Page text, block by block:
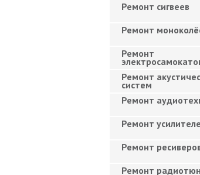
Ремонт сигвеев
Ремонт
Ремонт
Ремонт
систем
Ремонт
Ремонт
Ремонт
Ремонт